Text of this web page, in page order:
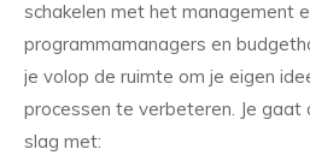
schakelen met het management
programmamanagers en
je volop de ruimte om je eigen
processen te verbeteren. Je gaat
slag met: